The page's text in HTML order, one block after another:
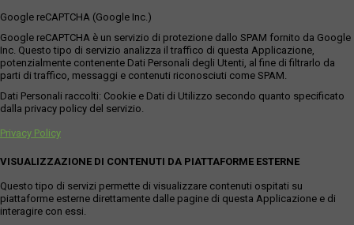
Google reCAPTCHA (Google Inc.)
Google reCAPTCHA è un servizio di protezione dallo SPAM fornito da Google
Inc. Questo tipo di servizio analizza il traffico di questa Applicazione,
potenzialmente contenente Dati Personali degli Utenti, al fine di filtrarlo da
parti di traffico, messaggi e contenuti riconosciuti come SPAM.
Dati Personali raccolti: Cookie e Dati di Utilizzo secondo quanto specificato
dalla privacy policy del servizio.
Privacy Policy
VISUALIZZAZIONE DI CONTENUTI DA PIATTAFORME ESTERNE
Questo tipo di servizi permette di visualizzare contenuti ospitati su
piattaforme esterne direttamente dalle pagine di questa Applicazione e di
interagire con essi.